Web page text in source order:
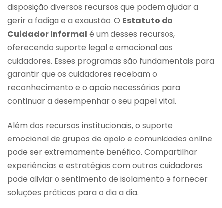
disposição diversos recursos que podem ajudar a
gerir a fadiga e a exaustão. O Estatuto do
Cuidador Informal é um desses recursos,
oferecendo suporte legal e emocional aos
cuidadores. Esses programas são fundamentais para
garantir que os cuidadores recebam o
reconhecimento e o apoio necessários para
continuar a desempenhar o seu papel vital.
Além dos recursos institucionais, o suporte
emocional de grupos de apoio e comunidades online
pode ser extremamente benéfico. Compartilhar
experiências e estratégias com outros cuidadores
pode aliviar o sentimento de isolamento e fornecer
soluções práticas para o dia a dia.